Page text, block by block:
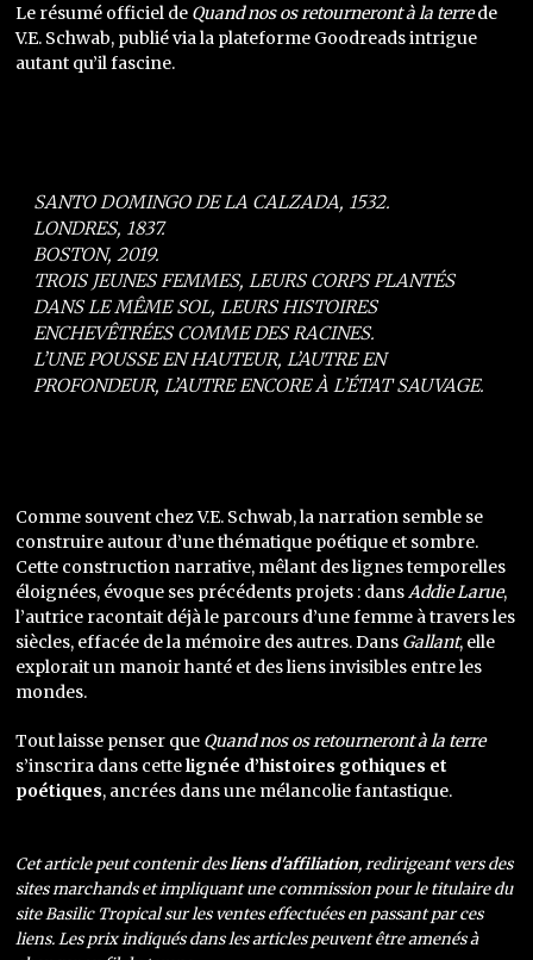
Le résumé officiel de Quand nos os retourneront à la terrede
V.E. Schwab, publié via la plateforme Goodreads intrigue
autant qu’il fascine.
SANTO DOMINGO DE LA CALZADA, 1532.
LONDRES, 1837.
BOSTON, 2019.
TROIS JEUNES FEMMES, LEURS CORPS PLANTÉS
DANS LE MÊME SOL, LEURS HISTOIRES
ENCHEVÊTRÉES COMME DES RACINES.
L’UNE POUSSE EN HAUTEUR, L’AUTRE EN
PROFONDEUR, L’AUTRE ENCORE À L’ÉTAT SAUVAGE.
Comme souvent chez V.E. Schwab, la narration semble se
construire autour d’une thématique poétique et sombre.
Cette construction narrative, mêlant des lignes temporelles
éloignées, évoque ses précédents projets : dansAddie Larue,
l’autrice racontait déjà le parcours d’une femme à travers les
siècles, effacée de la mémoire des autres. Dans Gallant, elle
explorait un manoir hanté et des liens invisibles entre les
mondes.
Tout laisse penser que Quand nos os retourneront à la terre
s’inscrira dans cettelignée d’histoires gothiques et
poétiques, ancrées dans une mélancolie fantastique.
Cet article peut contenir desliens d'affiliation, redirigeant vers des
sites marchands et impliquant une commission pour le titulaire du
site Basilic Tropical sur les ventes effectuées en passant par ces
liens. Les prix indiqués dans les articles peuvent être amenés à